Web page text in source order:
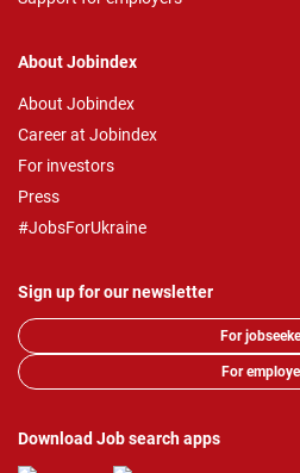
About Jobindex
About Jobindex
Career at Jobindex
For investors
Press
#JobsForUkraine
Sign up for our newsletter
For
For
Download Job search apps